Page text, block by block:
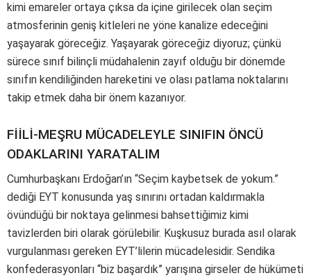
kimi emareler ortaya çıksa da içine girilecek olan seçim
atmosferinin geniş kitleleri ne yöne kanalize edeceğini
yaşayarak göreceğiz. Yaşayarak göreceğiz diyoruz; çünkü
sürece sınıf bilinçli müdahalenin zayıf olduğu bir dönemde
sınıfın kendiliğinden hareketini ve olası patlama noktalarını
takip etmek daha bir önem kazanıyor.
FİİLİ-MEŞRU MÜCADELEYLE SINIFIN ÖNCÜ
ODAKLARINI YARATALIM
Cumhurbaşkanı Erdoğan’ın “Seçim kaybetsek de yokum.”
dediği EYT konusunda yaş sınırını ortadan kaldırmakla
övündüğü bir noktaya gelinmesi bahsettiğimiz kimi
tavizlerden biri olarak görülebilir. Kuşkusuz burada asıl olarak
vurgulanması gereken EYT’lilerin mücadelesidir. Sendika
konfederasyonları “biz başardık” yarışına girseler de hükümeti